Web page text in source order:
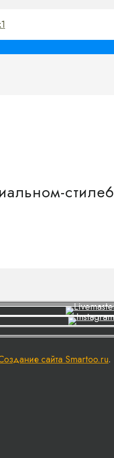
стиле6
сайта Smartoo.ru.